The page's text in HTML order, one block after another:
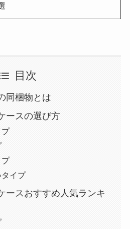
目次
同梱物とは
ースの選び方
プ
プ
イプ
ースおすすめ人気ランキ